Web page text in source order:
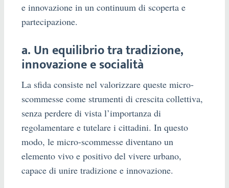
e innovazione in un continuum di scoperta e
partecipazione.
a. Un equilibrio tra tradizione,
innovazione e socialità
La sfida consiste nel valorizzare queste micro-
scommesse come strumenti di crescita collettiva,
senza perdere di vista l’importanza di
regolamentare e tutelare i cittadini. In questo
modo, le micro-scommesse diventano un
elemento vivo e positivo del vivere urbano,
capace di unire tradizione e innovazione.